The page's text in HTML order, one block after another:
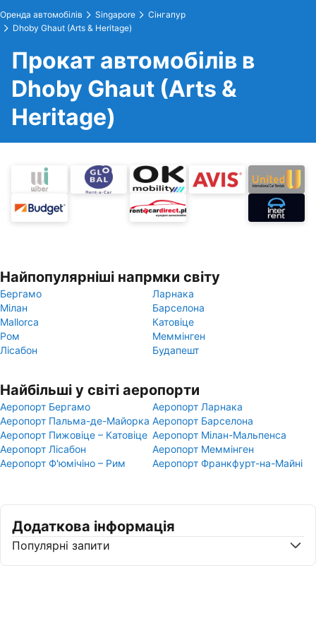
Оренда автомобілів Singapore
Сінгапур
Dhoby Ghaut (Arts & Heritage)
Прокат автомобілів в
Dhoby Ghaut (Arts &
Heritage)
Найпопулярніші напрмки світу
Бергамо
Ларнака
Мілан
Барселона
Mallorca
Катовіце
Ром
Меммінген
Лісабон
Будапешт
Найбільші у світі аеропорти
Аеропорт Бергамо
Аеропорт Ларнака
Аеропорт Пальма-де-Майорка Аеропорт Барселона
Аеропорт Пижовіце – Катовіце Аеропорт Мілан-Мальпенса
Аеропорт Лісабон
Аеропорт Меммінген
Аеропорт Ф'юмічіно – Рим
Аеропорт Франкфурт-на-Майні
Додаткова інформація
Популярні запити